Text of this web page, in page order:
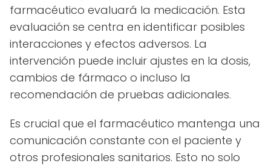
farmacéutico evaluará la medicación. Esta
evaluación se centra en identificar posibles
interacciones y efectos adversos. La
intervención puede incluir ajustes en la dosis,
cambios de fármaco o incluso la
recomendación de pruebas adicionales.
Es crucial que el farmacéutico mantenga una
comunicación constante con el paciente y
otros profesionales sanitarios. Esto no solo